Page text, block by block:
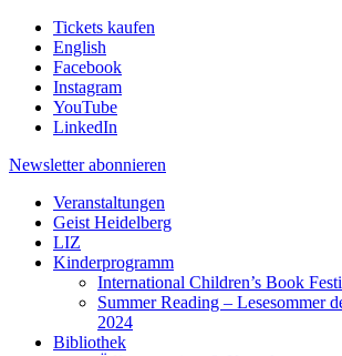
Tickets kaufen
English
Facebook
Instagram
YouTube
LinkedIn
Newsletter abonnieren
Veranstaltungen
Geist Heidelberg
LIZ
Kinderprogramm
International Children’s Book
Summer Reading – Lesesommer
2024
Bibliothek